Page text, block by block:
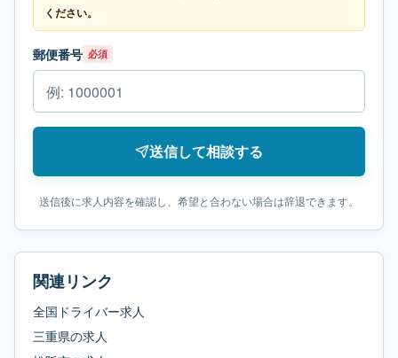
ください。
郵便番号 必須
送信して相談する
送信後に求人内容を確認し、希望と合わない場合は辞退できます。
関連リンク
全国ドライバー求人
三重県の求人